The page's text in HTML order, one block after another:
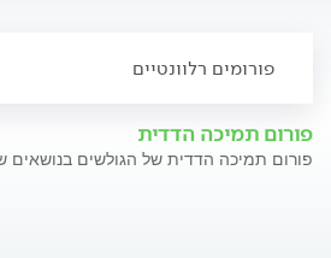
פורומים רלוונטיים
פורום תמיכה הדדית
פורום תמיכה הדדית של הגולשים בנושאים